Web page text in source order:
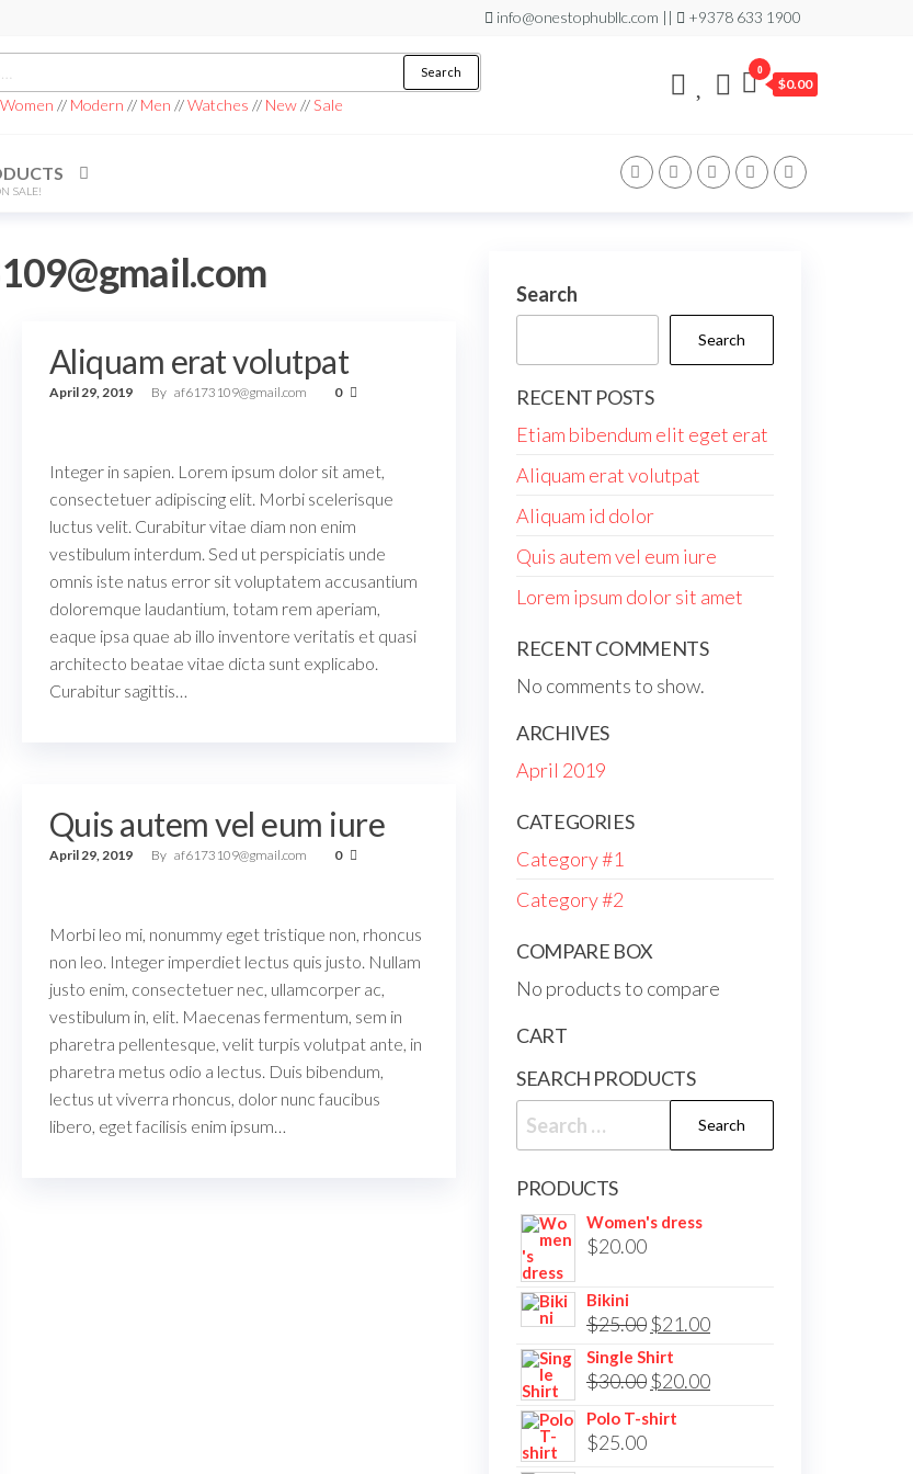
info@onestophubllc.com || +9378 633 1900
Search
Women // Modern // Men //Watches // New//Sale
0
$0.00
SALE!
Aliquam erat volutpat
April 29, 2019 By af6173109@gmail.com 0
Integer in sapien. Lorem ipsum dolor sit amet,
consectetuer adipiscing elit. Morbi scelerisque
luctus velit. Curabitur vitae diam non enim
vestibulum interdum. Sed ut perspiciatis unde
omnis iste natus error sit voluptatem accusantium
doloremque laudantium, totam rem aperiam,
eaque ipsa quae ab illo inventore veritatis et quasi
architecto beatae vitae dicta sunt explicabo.
Curabitur sagittis…
Quis autem vel eum iure
April 29, 2019 By af6173109@gmail.com 0
Morbi leo mi, nonummy eget tristique non, rhoncus
non leo. Integer imperdiet lectus quis justo. Nullam
justo enim, consectetuer nec, ullamcorper ac,
vestibulum in, elit. Maecenas fermentum, sem in
pharetra pellentesque, velit turpis volutpat ante, in
pharetra metus odio a lectus. Duis bibendum,
lectus ut viverra rhoncus, dolor nunc faucibus
libero, eget facilisis enim ipsum…
Search
Search
RECENT POSTS
Etiam bibendum elit eget erat
Aliquam erat volutpat
Aliquam id dolor
Quis autem vel eum iure
Lorem ipsum dolor sit amet
RECENT COMMENTS
No comments to show.
ARCHIVES
April 2019
CATEGORIES
Category #1
Category #2
COMPARE BOX
No products to compare
CART
SEARCH PRODUCTS
Search
for:
PRODUCTS
Women's dress
$20.00
Bikini
$25.00 Original
price
was:
$25.00.
$21.00Current
is:
Single Shirt
$30.00 Original
price
$20.00Current
Polo T-shirt
$25.00